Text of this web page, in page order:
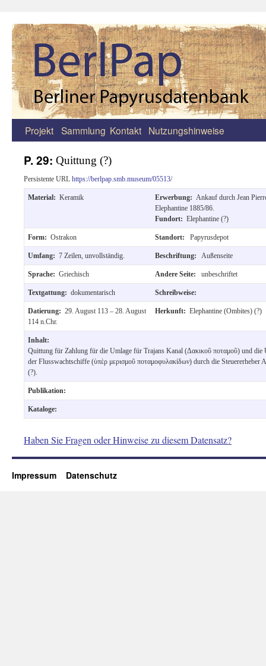
Zum
springen
Projekt Sammlung Kontakt Nutzungshinweise
P. 29: Quittung (?)
Persistente URL https://berlpap.smb.museum/05513/
Material: Keramik Erwerbung: Ankauf durch Jean
Elephantine 1885/86.
Fundort: Elephantine (?)
Form: Ostrakon Standort: Papyrusdepot
Umfang: 7 Zeilen, unvollständig. Beschriftung: Außenseite
Sprache: Griechisch Andere Seite: unbeschriftet
Textgattung: dokumentarisch Schreibweise:
Datierung: 29. August 113 – 28. August
114 n.Chr.
Herkunft: Elephantine (Ombites) (?)
Inhalt:
Quittung für Zahlung für die Umlage für Trajans Kanal (Δακικοῦ ποταμοῦ) und die
der Flusswachtschiffe (ὑπὲρ μερισμοῦ ποταμοφυλακίδων) durch die Steuererheber
(?).
Publikation:
Kataloge:
Haben Sie Fragen oder Hinweise zu diesem Datensatz?
Impressum Datenschutz